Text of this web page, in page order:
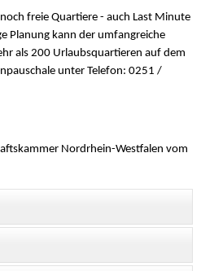
freie Quartiere - auch Last Minute
Planung kann der umfangreiche
als 200 Urlaubsquartieren auf dem
unter Telefon: 0251 /
Nordrhein-Westfalen vom